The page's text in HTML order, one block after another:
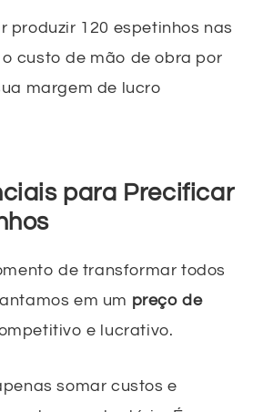
produzir 120 espetinhos nas
custo de mão de obra por
margem de lucro
para Precificar
de transformar todos
em um preço de
e lucrativo.
somar custos e